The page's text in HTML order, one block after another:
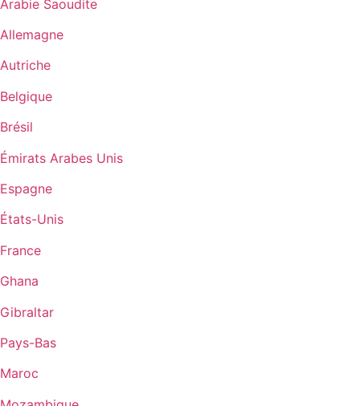
Arabie Saoudite
Allemagne
Autriche
Belgique
Brésil
Émirats Arabes Unis
Espagne
États-Unis
France
Ghana
Gibraltar
Pays-Bas
Maroc